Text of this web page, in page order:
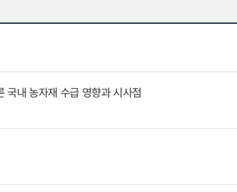
국내 농자재 수급 영향과 시사점